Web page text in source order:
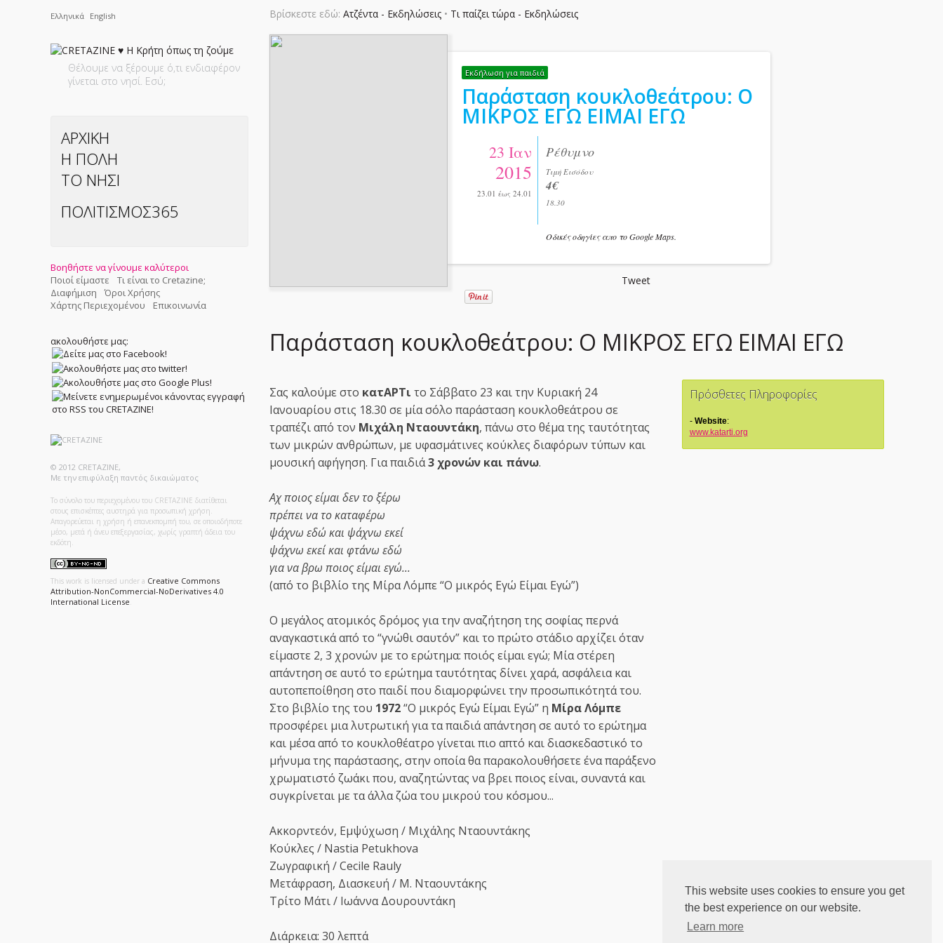
This website uses cookies to ensure you get
the best experience on our website.
Learn more
Ελληνικά English
Θέλουμε να ξέρουμε ό,τι ενδιαφέρον
γίνεται στο νησί. Εσύ;
ΑΡΧΙΚΗ
Η ΠΟΛΗ
ΤΟ ΝΗΣΙ
ΠΟΛΙΤΙΣΜΟΣ365
Βοηθήστε να γίνουμε καλύτεροι
Ποιοί είμαστε
Τι είναι το Cretazine;
Διαφήμιση
Όροι Χρήσης
Χάρτης Περιεχομένου
Επικοινωνία
ακολουθήστε μας:
© 2012 CRETAZINE,
Με την επιφύλαξη παντός δικαιώματος
Το σύνολο του περιεχομένου του CRETAZINE διατίθεται
στους επισκέπτες αυστηρά για προσωπική χρήση.
Απαγορεύεται η χρήση ή επανεκπομπή του, σε οποιοδήποτε
μέσο, μετά ή άνευ επεξεργασίας, χωρίς γραπτή άδεια του
εκδότη.
This work is licensed under a Creative Commons
Attribution-NonCommercial-NoDerivatives 4.0
International License
Βρίσκεστε εδώ: Ατζέντα - Εκδηλώσεις • Τι παίζει τώρα - Εκδηλώσεις
Εκδήλωση για παιδιά
Παράσταση κουκλοθεάτρου: Ο
ΜΙΚΡΟΣ ΕΓΩ ΕΙΜΑΙ ΕΓΩ
23 Ιαν
2015
23.01 έως 24.01
Ρέθυμνο
Τιμή Εισόδου
4€
18.30
Οδικές οδηγίες απο το Google Maps.
Tweet
Παράσταση κουκλοθεάτρου: Ο ΜΙΚΡΟΣ ΕΓΩ ΕΙΜΑΙ ΕΓΩ
Πρόσθετες Πληροφορίες
Website:
www.katarti.org
Σας καλούμε στο κατΑΡΤι το Σάββατο 23 και την Κυριακή 24
Ιανουαρίου στις 18.30 σε μία σόλο παράσταση κουκλοθεάτρου σε
τραπέζι από τον Μιχάλη Νταουντάκη, πάνω στο θέμα της ταυτότητας
των μικρών ανθρώπων, με υφασμάτινες κούκλες διαφόρων τύπων και
μουσική αφήγηση. Για παιδιά3 χρονών και πάνω.
Αχ ποιος είμαι δεν το ξέρω
πρέπει να το καταφέρω
ψάχνω εδώ και ψάχνω εκεί
ψάχνω εκεί και φτάνω εδώ
για να βρω ποιος είμαι εγώ...
(από το βιβλίο της Μίρα Λόμπε “Ο μικρός Εγώ Είμαι Εγώ”)
Ο μεγάλος ατομικός δρόμος για την αναζήτηση της σοφίας περνά
αναγκαστικά από το “γνώθι σαυτόν” και το πρώτο στάδιο αρχίζει όταν
είμαστε 2, 3 χρονών με το ερώτημα: ποιός είμαι εγώ; Μία στέρεη
απάντηση σε αυτό το ερώτημα ταυτότητας δίνει χαρά, ασφάλεια και
αυτοπεποίθηση στο παιδί που διαμορφώνει την προσωπικότητά του.
Στο βιβλίο της του 1972“Ο μικρός Εγώ Είμαι Εγώ” η Μίρα Λόμπε
προσφέρει μια λυτρωτική για τα παιδιά απάντηση σε αυτό το ερώτημα
και μέσα από το κουκλοθέατρο γίνεται πιο απτό και διασκεδαστικό το
μήνυμα της παράστασης, στην οποία θα παρακολουθήσετε ένα παράξενο
χρωματιστό ζωάκι που, αναζητώντας να βρει ποιος είναι, συναντά και
συγκρίνεται με τα άλλα ζώα του μικρού του κόσμου...
Ακκορντεόν, Εμψύχωση / Μιχάλης Νταουντάκης
Κούκλες / Nastia Petukhova
Ζωγραφική / Cecile Rauly
Μετάφραση, Διασκευή / Μ. Νταουντάκης
Τρίτο Μάτι / Ιωάννα Δουρουντάκη
Διάρκεια: 30 λεπτά